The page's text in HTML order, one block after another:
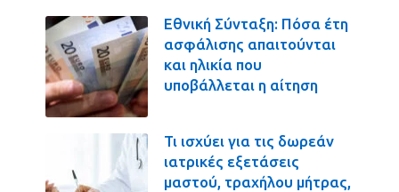
Εθνική Σύνταξη: Πόσα έτη
ασφάλισης απαιτούνται
και ηλικία που
υποβάλλεται η αίτηση
Τι ισχύει για τις δωρεάν
ιατρικές εξετάσεις
μαστού, τραχήλου μήτρας,